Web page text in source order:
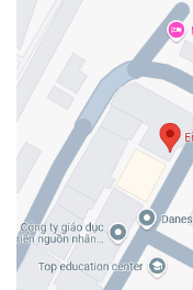
hiệu suất vận hành.